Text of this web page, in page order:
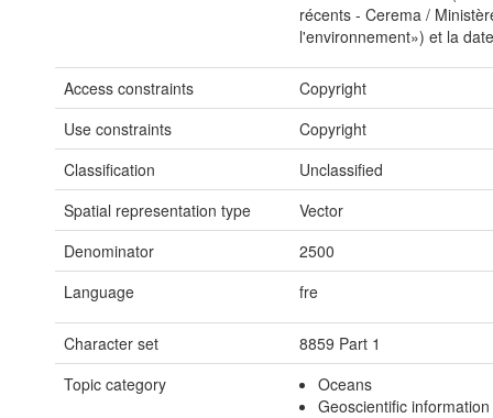
récents - Cerema /
l'environnement») et la
Access constraints
Copyright
Use constraints
Copyright
Classification
Unclassified
Spatial representation type
Vector
Denominator
2500
Language
fre
Character set
8859 Part 1
Topic category
Oceans
Geoscientific information